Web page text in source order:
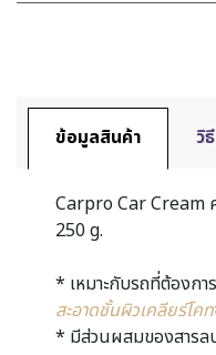
ข้อมูลสินค้า วิ
Carpro Car Cream
250 g.
* เหมาะกับรถที่ต้องการ
สะอาดชั้นผิวเคลียร์โคท
* มีส่วนผสมของสารล